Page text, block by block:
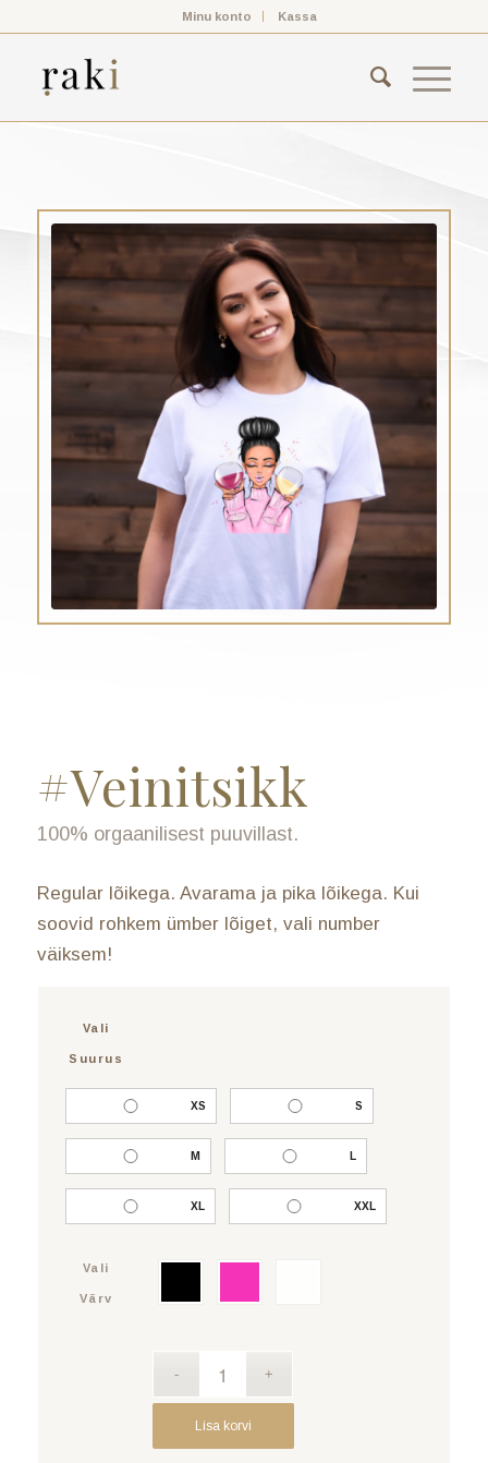
Minu konto Kassa
#Veinitsikk
100% orgaanilisest puuvillast.
Regular lõikega. Avarama ja pika lõikega. Kui
soovid rohkem ümber lõiget, vali number
väiksem!
Vali
Suurus
XS S
M L
XL XXL
Vali
Värv
Lisa korvi